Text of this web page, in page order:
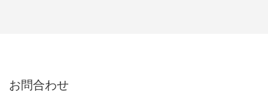
お問合わせ